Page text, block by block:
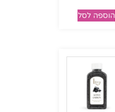
הוספה לסל